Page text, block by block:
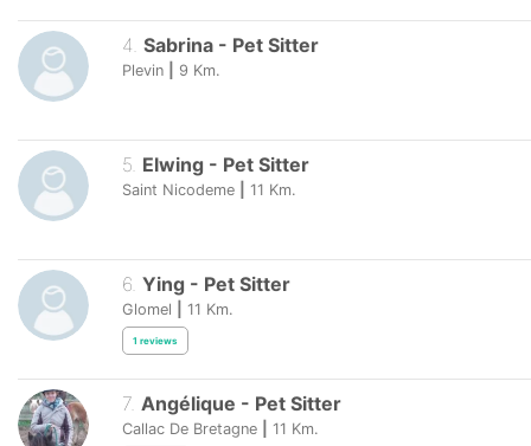
4 Sabrina - Pet Sitter
Plevin 9 Km.
5 Elwing - Pet Sitter
Saint Nicodeme 11 Km.
6. Ying - Pet Sitter
Glomel 11 Km.
1 reviews
7. Angélique - Pet Sitter
Callac De Bretagne 11 Km.